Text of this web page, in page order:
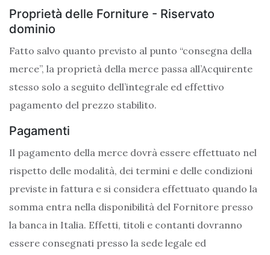
Proprietà delle Forniture - Riservato
dominio
Fatto salvo quanto previsto al punto “consegna della
merce”, la proprietà della merce passa all’Acquirente
stesso solo a seguito dell’integrale ed effettivo
pagamento del prezzo stabilito.
Pagamenti
Il pagamento della merce dovrà essere effettuato nel
rispetto delle modalità, dei termini e delle condizioni
previste in fattura e si considera effettuato quando la
somma entra nella disponibilità del Fornitore presso
la banca in Italia. Effetti, titoli e contanti dovranno
essere consegnati presso la sede legale ed